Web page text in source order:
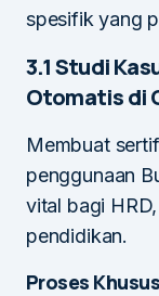
spesifik yang
3.1 Studi
Otomatis di
Membuat
penggunaan
vital bagi HRD,
pendidikan.
Proses